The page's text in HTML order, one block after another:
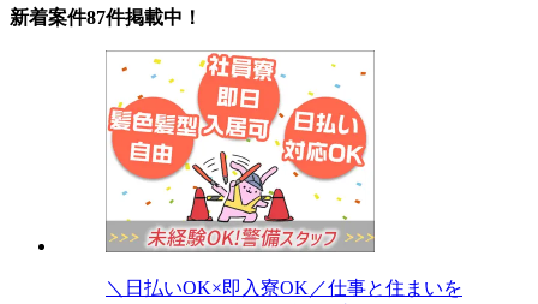
新着案件87件掲載中！
＼日払いOK×即入寮OK／仕事と住まいを